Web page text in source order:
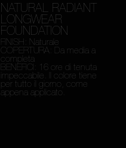
NATURAL RADIANT
LONGWEAR
FOUNDATION
FINISH: Naturale
COPERTURA: Da media a
completa
BENEFICI: 16 ore di tenuta
impeccabile. Il colore tiene
per tutto il giorno, come
appena applicato.